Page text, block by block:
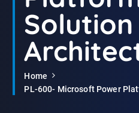
Solution
Home
PL-600- Microsoft Power